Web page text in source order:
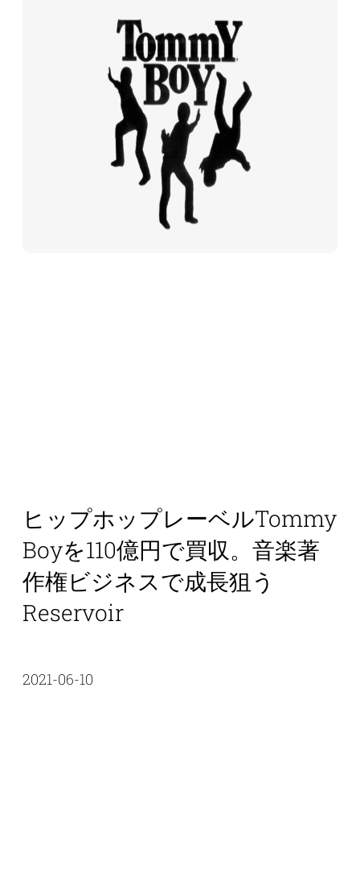
ヒップホップレーベルTommy
Boyを110億円で買収。音楽著
作権ビジネスで成長狙う
Reservoir
2021-06-10